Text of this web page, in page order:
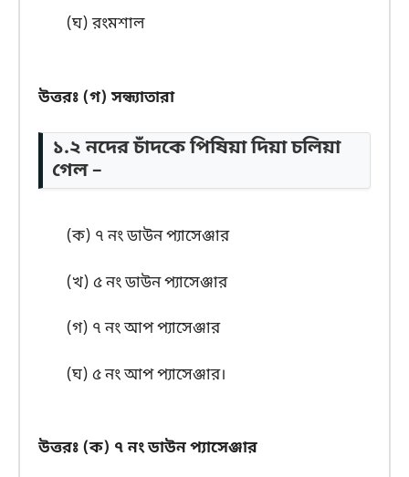
(ঘ) রংমশাল
উত্তরঃ (গ) সন্ধ্যাতারা
১.২ নদের চাঁদকে পিষিয়া দিয়া চলিয়া
গেল –
(ক) ৭ নং ডাউন প্যাসেঞ্জার
(খ) ৫ নং ডাউন প্যাসেঞ্জার
(গ) ৭ নং আপ প্যাসেঞ্জার
(ঘ) ৫ নং আপ প্যাসেঞ্জার।
উত্তরঃ (ক) ৭ নং ডাউন প্যাসেঞ্জার